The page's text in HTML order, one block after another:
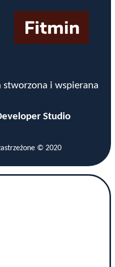
stworzona i wspierana
Studio
© 2020